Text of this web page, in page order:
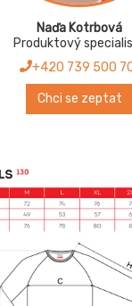
Naďa Kotrbová
Produktový
+420 739 500
Chci se zeptat